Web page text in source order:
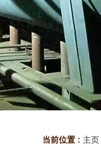
当前位置 : 主页